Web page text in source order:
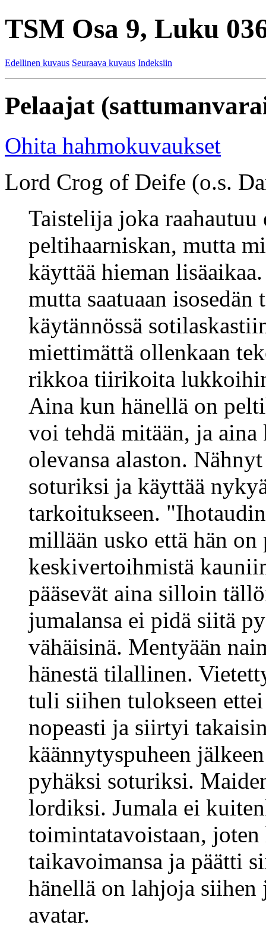
TSM Osa 9, Luku
Edellinen kuvaus Seuraava kuvaus Indeksiin
Pelaajat
Ohita hahmokuvaukset
Lord Crog of Deife (o.s.
Taistelija joka raahautuu
peltihaarniskan, mutta
käyttää hieman
mutta saatuaan
käytännössä
miettimättä ollenkaan
rikkoa tiirikoita
Aina kun hänellä on
voi tehdä mitään, ja
olevansa alaston.
soturiksi ja käyttää
tarkoitukseen.
millään usko että hän
keskivertoihmistä
pääsevät aina silloin
jumalansa ei pidä siitä
vähäisinä. Mentyään
hänestä tilallinen.
tuli siihen tulokseen
nopeasti ja siirtyi
käännytyspuheen
pyhäksi soturiksi.
lordiksi. Jumala ei
toimintatavoistaan,
taikavoimansa ja päätti
hänellä on lahjoja siihen
avatar.